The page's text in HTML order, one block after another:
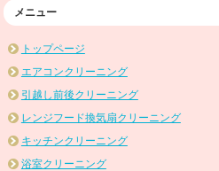
メニュー
トップページ
エアコンクリーニング
引越し前後クリーニング
レンジフード換気扇クリーニング
キッチンクリーニング
浴室クリーニング